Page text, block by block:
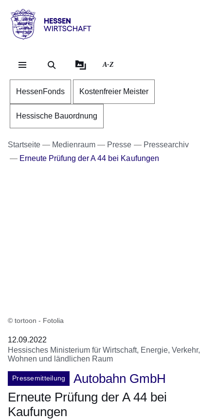
Hessen
Wirtschaft
A-Z
HessenFonds Kostenfreier Meister
Hessische Bauordnung
Startseite Medienraum Presse
Pressearchiv
Erneute Prüfung der A 44 bei Kaufungen
© tortoon - Fotolia
12.09.2022
Hessisches Ministerium für Wirtschaft, Energie, Verkehr,
Wohnen und ländlichen Raum
Pressemitteilung
Autobahn GmbH
Erneute Prüfung der A 44 bei
Kaufungen